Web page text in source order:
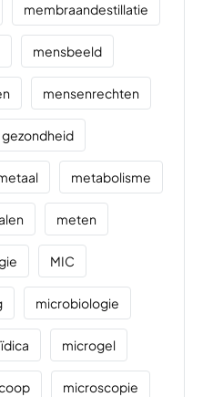
membraandestillatie
mensbeeld
mensenrechten
metabolisme
meten
MIC
microbiologie
microgel
microscopie